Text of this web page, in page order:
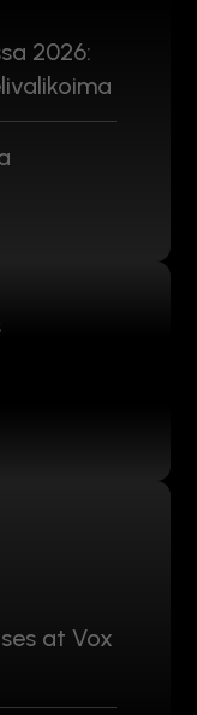
2026:
at Vox